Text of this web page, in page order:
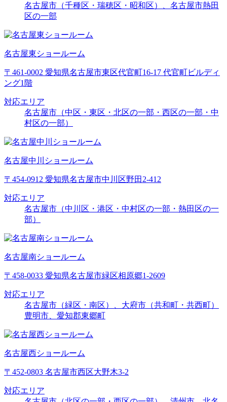
名古屋市（千種区・瑞穂区・昭和区）、名古屋市熱田
区の一部
名古屋東ショールーム
〒461-0002 愛知県名古屋市東区代官町16-17 代官町ビルディ
ング1階
対応エリア
名古屋市（中区・東区・北区の一部・西区の一部・中
村区の一部）
名古屋中川ショールーム
〒454-0912 愛知県名古屋市中川区野田2-412
対応エリア
名古屋市（中川区・港区・中村区の一部・熱田区の一
部）
名古屋南ショールーム
〒458-0033 愛知県名古屋市緑区相原郷1-2609
対応エリア
名古屋市（緑区・南区）、大府市（共和町・共西町）
豊明市、愛知郡東郷町
名古屋西ショールーム
〒452-0803 名古屋市西区大野木3-2
対応エリア